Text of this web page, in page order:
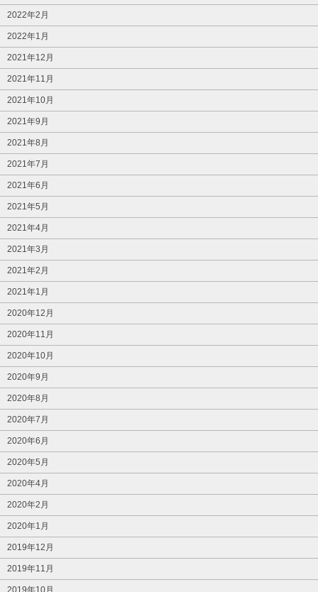
2022年2月
2022年1月
2021年12月
2021年11月
2021年10月
2021年9月
2021年8月
2021年7月
2021年6月
2021年5月
2021年4月
2021年3月
2021年2月
2021年1月
2020年12月
2020年11月
2020年10月
2020年9月
2020年8月
2020年7月
2020年6月
2020年5月
2020年4月
2020年2月
2020年1月
2019年12月
2019年11月